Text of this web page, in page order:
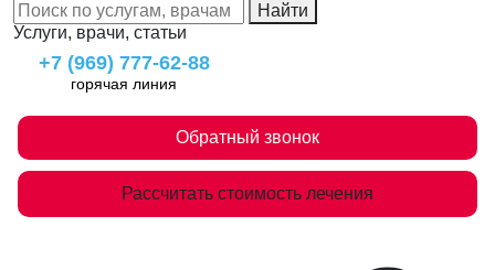
Найти
Услуги, врачи, статьи
+7 (969) 777-62-88
горячая линия
Обратный звонок
Рассчитать стоимость лечения